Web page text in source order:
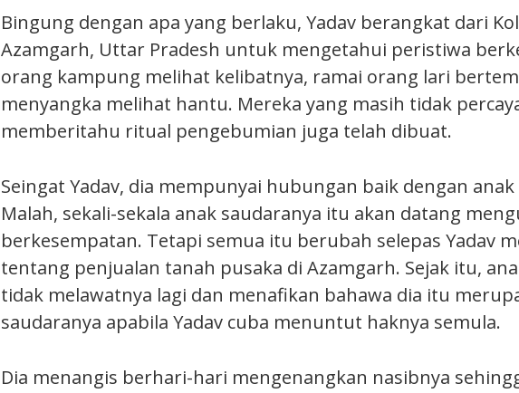
Bingung dengan apa yang berlaku, Yadav berangkat dari
Azamgarh, Uttar Pradesh untuk mengetahui peristiwa
orang kampung melihat kelibatnya, ramai orang lari
menyangka melihat hantu. Mereka yang masih tidak
memberitahu ritual pengebumian juga telah dibuat.
Seingat Yadav, dia mempunyai hubungan baik dengan
Malah, sekali-sekala anak saudaranya itu akan datang
berkesempatan. Tetapi semua itu berubah selepas Yadav
tentang penjualan tanah pusaka di Azamgarh. Sejak itu,
tidak melawatnya lagi dan menafikan bahawa dia itu
saudaranya apabila Yadav cuba menuntut haknya semula.
Dia menangis berhari-hari mengenangkan nasibnya